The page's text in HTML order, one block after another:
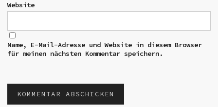
Website
Name, E-Mail-Adresse und Website in diesem Browser
für meinen nächsten Kommentar speichern.